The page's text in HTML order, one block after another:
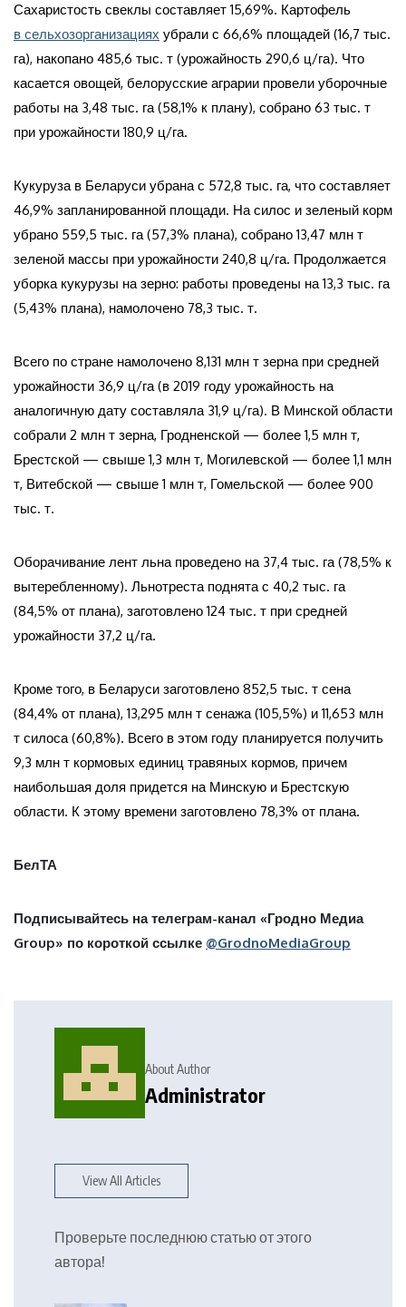
Сахаристость свеклы составляет 15,69%. Картофель
в сельхозорганизациях убрали с 66,6% площадей (16,7 тыс.
га), накопано 485,6 тыс. т (урожайность 290,6 ц/га). Что
касается овощей, белорусские аграрии провели уборочные
работы на 3,48 тыс. га (58,1% к плану), собрано 63 тыс. т
при урожайности 180,9 ц/га.
Кукуруза в Беларуси убрана с 572,8 тыс. га, что составляет
46,9% запланированной площади. На силос и зеленый корм
убрано 559,5 тыс. га (57,3% плана), собрано 13,47 млн т
зеленой массы при урожайности 240,8 ц/га. Продолжается
уборка кукурузы на зерно: работы проведены на 13,3 тыс. га
(5,43% плана), намолочено 78,3 тыс. т.
Всего по стране намолочено 8,131 млн т зерна при средней
урожайности 36,9 ц/га (в 2019 году урожайность на
аналогичную дату составляла 31,9 ц/га). В Минской области
собрали 2 млн т зерна, Гродненской — более 1,5 млн т,
Брестской — свыше 1,3 млн т, Могилевской — более 1,1 млн
т, Витебской — свыше 1 млн т, Гомельской — более 900
тыс. т.
Оборачивание лент льна проведено на 37,4 тыс. га (78,5% к
вытеребленному). Льнотреста поднята с 40,2 тыс. га
(84,5% от плана), заготовлено 124 тыс. т при средней
урожайности 37,2 ц/га.
Кроме того, в Беларуси заготовлено 852,5 тыс. т сена
(84,4% от плана), 13,295 млн т сенажа (105,5%) и 11,653 млн
т силоса (60,8%). Всего в этом году планируется получить
9,3 млн т кормовых единиц травяных кормов, причем
наибольшая доля придется на Минскую и Брестскую
области. К этому времени заготовлено 78,3% от плана.
БелТА
Подписывайтесь на телеграм-канал «Гродно Медиа
Group» по короткой ссылке @GrodnoMediaGroup
About Author
Administrator
View All Articles
Проверьте последнюю статью от этого
автора!